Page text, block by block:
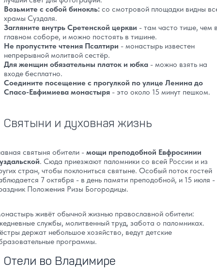
Возьмите с собой бинокль: со смотровой площадки видны
храмы Суздаля.
Загляните внутрь Сретенской церкви - там часто тише, чем
главном соборе, и можно постоять в тишине.
Не пропустите чтения Псалтири - монастырь известен
непрерывной молитвой сестёр.
Для женщин обязательны платок и юбка - можно взять на
входе бесплатно.
Соедините посещение с прогулкой по улице Ленина до
Спасо-Евфимиева монастыря - это около 15 минут пешком.
Святыни и духовная жизнь
святыня обители - мощи преподобной Евфросинии
. Сюда приезжают паломники со всей России и из
стран, чтобы поклониться святыне. Особый поток гостей
7 октября - в день памяти преподобной, и 15 июля -
Положения Ризы Богородицы.
живёт обычной жизнью православной обители:
службы, молитвенный труд, забота о паломниках.
держат небольшое хозяйство, ведут детские
программы.
Отели во Владимире